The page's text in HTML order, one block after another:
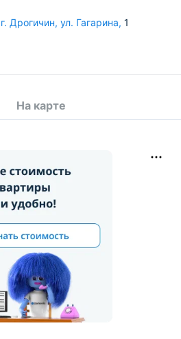
г. Дрогичин, ул. Гагарина, 1
На карте